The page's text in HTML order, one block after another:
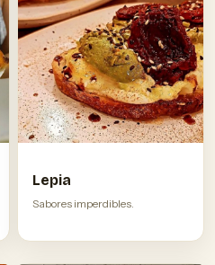
Lepia
Sabores imperdibles.